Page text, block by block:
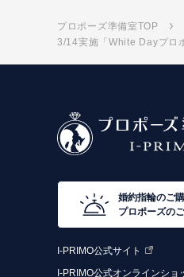
プロポーズ準備室TOP
3/14実施「White Dayプロ
婚約指輪のご
プロポーズの
I-PRIMO公式サイト
I-PRIMO公式オンラインショ